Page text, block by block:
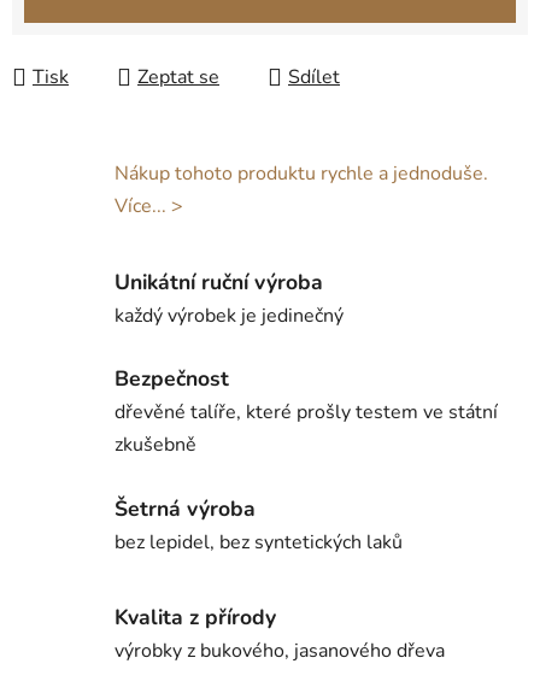
Tisk Zeptat se Sdílet
Nákup tohoto produktu rychle a jednoduše.
Více... >
Unikátní ruční výroba
každý výrobek je jedinečný
Bezpečnost
dřevěné talíře, které prošly testem ve státní
zkušebně
Šetrná výroba
bez lepidel, bez syntetických laků
Kvalita z přírody
výrobky z bukového, jasanového dřeva